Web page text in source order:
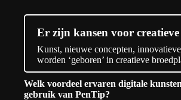
Er zijn kansen voor
Kunst, nieuwe concepten,
worden ‘geboren’ in creatieve
Welk voordeel ervaren digitale
gebruik van PenTip?